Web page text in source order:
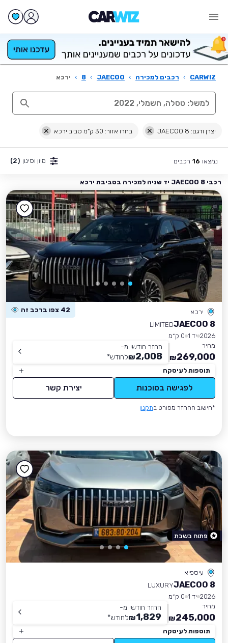
CARWIZ
› רכבים למכירה ›
JAECOO
›
8
› ירכא
יצרן ודגם: JAECOO 8 בחרו אזור: 30 ק"מ סביב ירכא
נמצאו 16 רכבים מיון וסינון (2)
רכבי JAECOO 8 יד שניה למכירה בסביבת ירכא
ירכא 42 צפו ברכב זה
JAECOO 8
LIMITED
2026 יד 1
0 ק״מ
מחיר
269,000
₪
החזר חודשי מ-
2,008
₪לחודש*
תוספות לעיסקה
לפגישה בסוכנות יצירת קשר
*חישוב ההחזר מפורט בתקנון
עיספיא
JAECOO 8
LUXURY
2026 יד 1
0 ק״מ
מחיר
245,000
₪
החזר חודשי מ-
1,829
₪לחודש*
תוספות לעיסקה
פתוח בשבת